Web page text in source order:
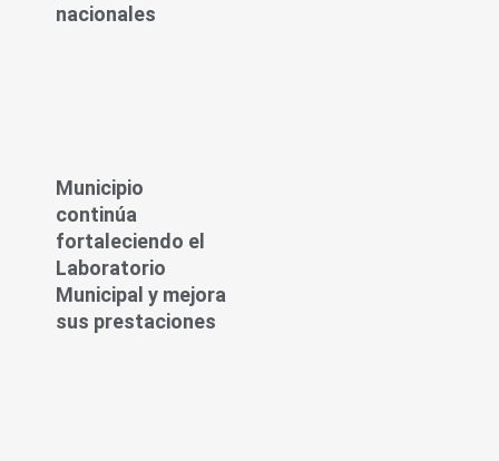
nacionales
Municipio
continúa
fortaleciendo el
Laboratorio
Municipal y mejora
sus prestaciones